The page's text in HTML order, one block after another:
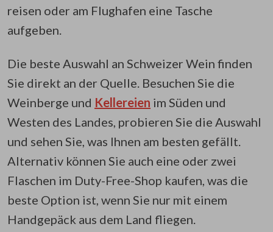
reisen oder am Flughafen eine Tasche
aufgeben.
Die beste Auswahl an Schweizer Wein finden
Sie direkt an der Quelle. Besuchen Sie die
Weinberge und Kellereien im Süden und
Westen des Landes, probieren Sie die Auswahl
und sehen Sie, was Ihnen am besten gefällt.
Alternativ können Sie auch eine oder zwei
Flaschen im Duty-Free-Shop kaufen, was die
beste Option ist, wenn Sie nur mit einem
Handgepäck aus dem Land fliegen.